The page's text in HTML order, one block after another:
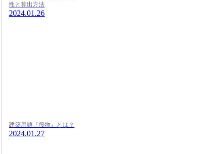
性と算出方法
2024.01.26
建築用語『役物』とは？
2024.01.27